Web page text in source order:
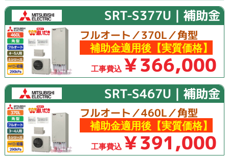
SRT-S377U｜補助金
フルオート／370L／角型
補助金適用後【実質価格】
工事費込 ￥366,000
SRT-S467U｜補助金
フルオート／460L／角型
補助金適用後【実質価格】
工事費込 ￥391,000